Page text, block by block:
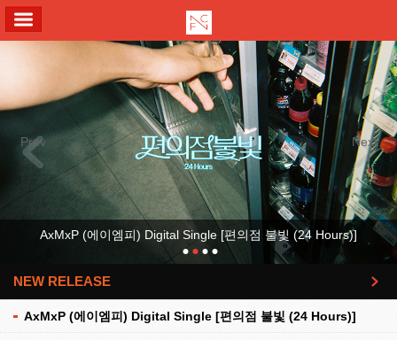
Previous Next
AxMxP (에이엠피) Digital Single [편의점 불빛 (24 Hours)]
NEW RELEASE
AxMxP (에이엠피) Digital Single [편의점 불빛 (24 Hours)]
더보기